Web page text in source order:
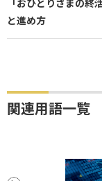
「おひとりさまの
と進め方
関連用語一覧